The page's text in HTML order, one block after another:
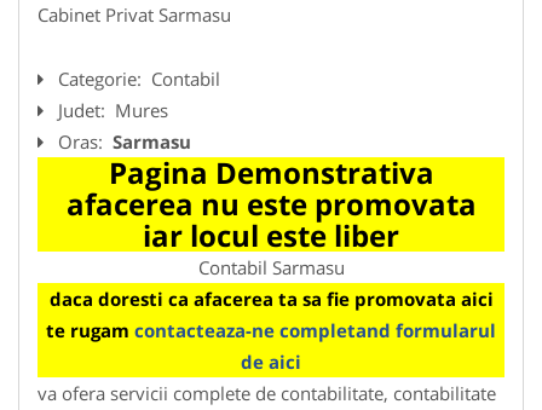
Cabinet Privat Sarmasu
Categorie: Contabil
Judet: Mures
Oras: Sarmasu
Pagina Demonstrativa
afacerea nu este promovata
iar locul este liber
Contabil Sarmasu
daca doresti ca afacerea ta sa fie promovata aici
te rugam contacteaza-ne completand formularul
de aici
va ofera servicii complete de contabilitate, contabilitate